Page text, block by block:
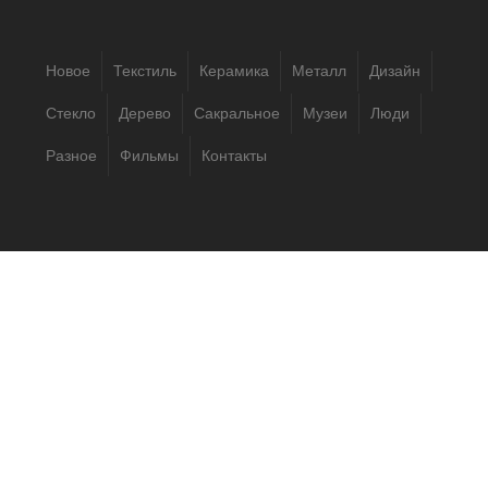
Новое Текстиль Керамика Металл Дизайн
Стекло Дерево Сакральное Музеи Люди
Разное Фильмы Контакты